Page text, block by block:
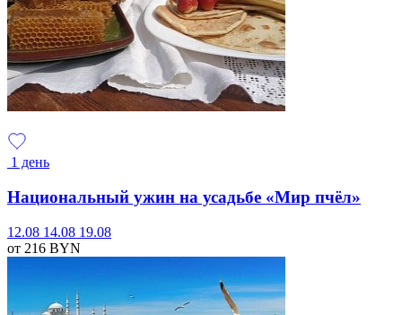
1 день
Национальный ужин на усадьбе «Мир пчёл»
12.08 14.08 19.08
от 216 BYN